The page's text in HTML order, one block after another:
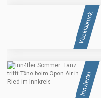
Vöcklabruck
Innviertel